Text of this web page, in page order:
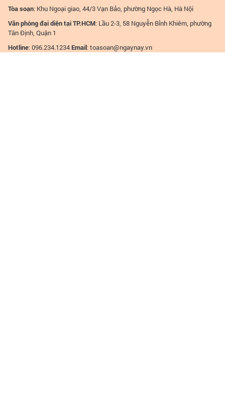
Tòa soạn: Khu Ngoại giao, 44/3 Vạn Bảo, phường Ngọc Hà, Hà Nội
Văn phòng đại diện tại TP.HCM: Lầu 2-3, 58 Nguyễn Bỉnh Khiêm, phường
Tân Định, Quận 1
Hotline: 096.234.1234Email:toasoan@ngaynay.vn